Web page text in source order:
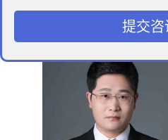
提交咨